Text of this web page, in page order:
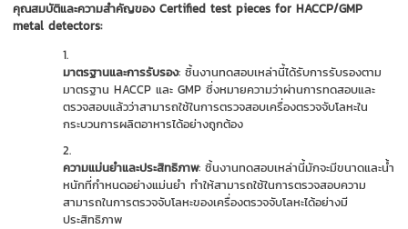
คุณสมบัติและความสำคัญของ Certified test pieces for HACCP/GMP
metal detectors:
มาตรฐานและการรับรอง: ชิ้นงานทดสอบเหล่านี้ได้รับการรับรองตาม
มาตรฐาน HACCP และ GMP ซึ่งหมายความว่าผ่านการทดสอบและ
ตรวจสอบแล้วว่าสามารถใช้ในการตรวจสอบเครื่องตรวจจับโลหะใน
กระบวนการผลิตอาหารได้อย่างถูกต้อง
ความแม่นยำและประสิทธิภาพ: ชิ้นงานทดสอบเหล่านี้มักจะมีขนาดและน้ำ
หนักที่กำหนดอย่างแม่นยำ ทำให้สามารถใช้ในการตรวจสอบความ
สามารถในการตรวจจับโลหะของเครื่องตรวจจับโลหะได้อย่างมี
ประสิทธิภาพ